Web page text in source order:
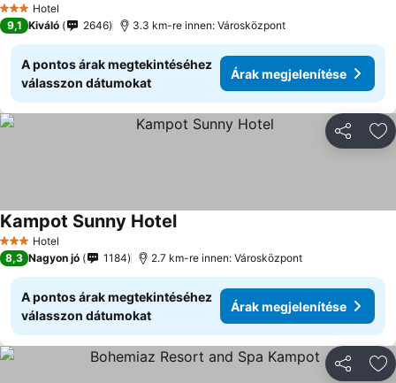
3 Kategória
Hotel
9,1 Kiváló 2646 3.3 km-re innen: Városközpont
A pontos árak megtekintéséhez
válasszon dátumokat
Árak megjelenítése
3 Kategória
Hotel
Kampot Sunny Hotel
8,3 Nagyon jó 1184 2.7 km-re innen: Városközpont
A pontos árak megtekintéséhez
válasszon dátumokat
Árak megjelenítése